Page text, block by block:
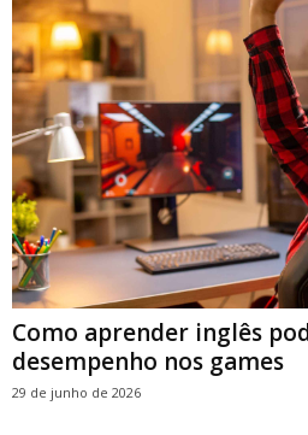
Como aprender inglês
desempenho nos games
29 de junho de 2026